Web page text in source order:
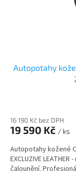
Autopotahy
16 190 Kč bez DPH
19 590 Kč / ks
Autopotahy kožené
EXCLUZIVE
čalounění.